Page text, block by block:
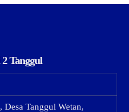
Tanggul
Tanggul Wetan,